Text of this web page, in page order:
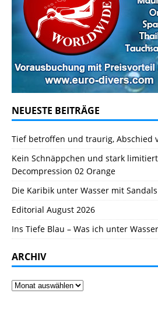
NEUESTE BEITRÄGE
Tief betroffen und traurig, Abschied
Kein Schnäppchen und stark
Decompression 02 Orange
Die Karibik unter Wasser mit
Editorial August 2026
Ins Tiefe Blau – Was ich unter
ARCHIV